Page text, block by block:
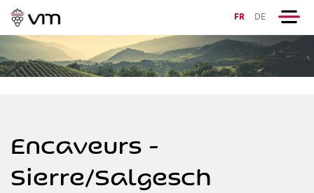
FR DE
Encaveurs -
Sierre/Salgesch